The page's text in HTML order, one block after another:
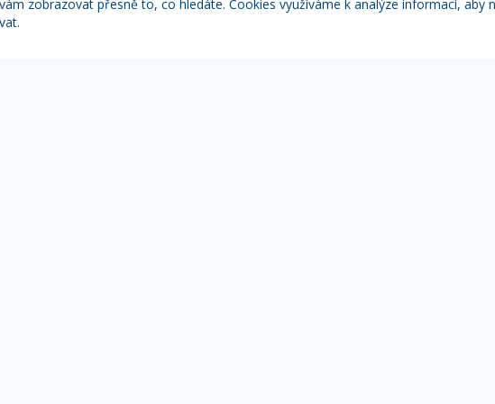
zobrazovat přesně to, co hledáte. Cookies využíváme k analýze informací, aby